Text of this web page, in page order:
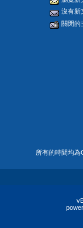
沒有新
關閉的
所有的時間均為